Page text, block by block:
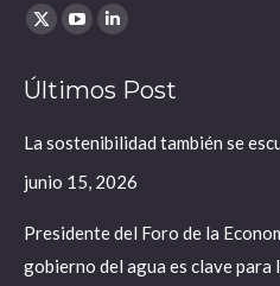
Find us on:
X
opens
window
YouTube
opens
window
Linkedin
opens
window
Últimos Post
La sostenibilidad también se
junio 15, 2026
Presidente del Foro de la
gobierno del agua es clave para